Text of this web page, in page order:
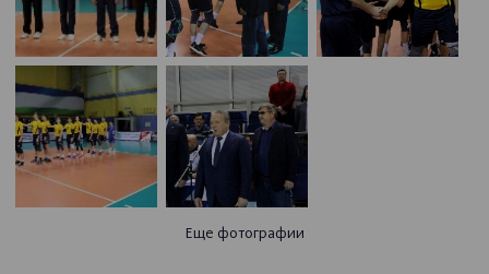
Еще фотографии